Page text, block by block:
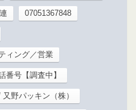
07051367848
ィング／営業
番号【調査中】
野パッキン（株）